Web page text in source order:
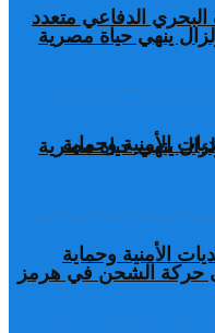
ينهي حياة مصرية
الأمنية وحماية
حركة الشحن في هرمز
البحري الدفاعي متعدد
ينهي حياة مصرية
الأمنية وحماية